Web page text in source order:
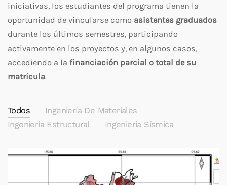
iniciativas, los estudiantes del programa tienen la
oportunidad de vincularse como asistentes graduados
durante los últimos semestres, participando
activamente en los proyectos y, en algunos casos,
accediendo a la financiación parcial o total de su
matrícula.
Todos
Ingeniería De Materiales
Ingeniería Estructural
Ingeniería Sísmica